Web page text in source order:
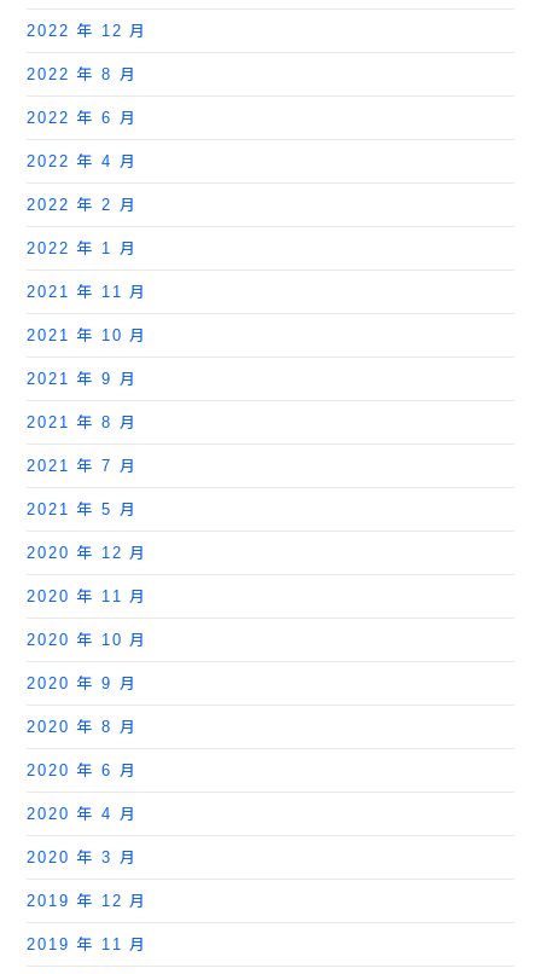
2022 年 12 月
2022 年 8 月
2022 年 6 月
2022 年 4 月
2022 年 2 月
2022 年 1 月
2021 年 11 月
2021 年 10 月
2021 年 9 月
2021 年 8 月
2021 年 7 月
2021 年 5 月
2020 年 12 月
2020 年 11 月
2020 年 10 月
2020 年 9 月
2020 年 8 月
2020 年 6 月
2020 年 4 月
2020 年 3 月
2019 年 12 月
2019 年 11 月